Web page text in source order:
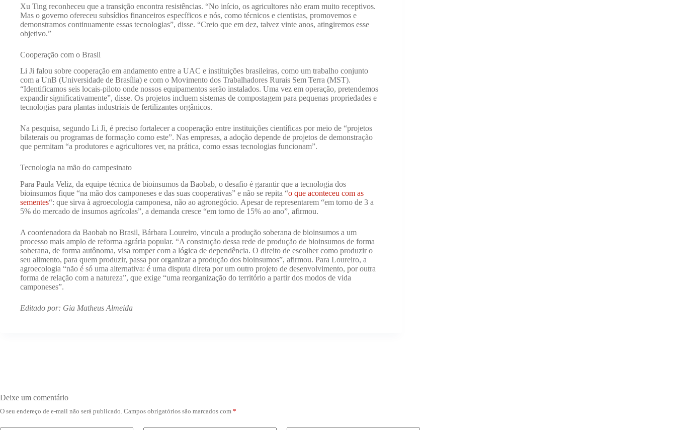
Xu Ting reconheceu que a transição encontra resistências. “No início, os agricultores não eram muito receptivos.
Mas o governo ofereceu subsídios financeiros específicos e nós, como técnicos e cientistas, promovemos e
demonstramos continuamente essas tecnologias”, disse. “Creio que em dez, talvez vinte anos, atingiremos esse
objetivo.”
Cooperação com o Brasil
Li Ji falou sobre cooperação em andamento entre a UAC e instituições brasileiras, como um trabalho conjunto
com a UnB (Universidade de Brasília) e com o Movimento dos Trabalhadores Rurais Sem Terra (MST).
“Identificamos seis locais-piloto onde nossos equipamentos serão instalados. Uma vez em operação, pretendemos
expandir significativamente”, disse. Os projetos incluem sistemas de compostagem para pequenas propriedades e
tecnologias para plantas industriais de fertilizantes orgânicos.
Na pesquisa, segundo Li Ji, é preciso fortalecer a cooperação entre instituições científicas por meio de “projetos
bilaterais ou programas de formação como este”. Nas empresas, a adoção depende de projetos de demonstração
que permitam “a produtores e agricultores ver, na prática, como essas tecnologias funcionam”.
Tecnologia na mão do campesinato
Para Paula Veliz, da equipe técnica de bioinsumos da Baobab, o desafio é garantir que a tecnologia dos
bioinsumos fique “na mão dos camponeses e das suas cooperativas” e não se repita “o que aconteceu com as
sementes“: que sirva à agroecologia camponesa, não ao agronegócio. Apesar de representarem “em torno de 3 a
5% do mercado de insumos agrícolas”, a demanda cresce “em torno de 15% ao ano”, afirmou.
A coordenadora da Baobab no Brasil, Bárbara Loureiro, vincula a produção soberana de bioinsumos a um
processo mais amplo de reforma agrária popular. “A construção dessa rede de produção de bioinsumos de forma
soberana, de forma autônoma, visa romper com a lógica de dependência. O direito de escolher como produzir o
seu alimento, para quem produzir, passa por organizar a produção dos bioinsumos”, afirmou. Para Loureiro, a
agroecologia “não é só uma alternativa: é uma disputa direta por um outro projeto de desenvolvimento, por outra
forma de relação com a natureza”, que exige “uma reorganização do território a partir dos modos de vida
camponeses”.
Editado por: Gia Matheus Almeida
Deixe um comentário
O seu endereço de e-mail não será publicado. Campos obrigatórios são marcados com *